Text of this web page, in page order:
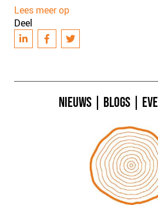
Lees meer op
Deel
NIEUWS BLOGS